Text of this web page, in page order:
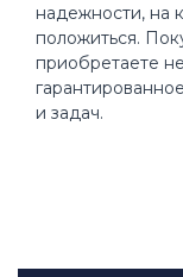
надежности, на
положиться.
приобретаете
и задач.